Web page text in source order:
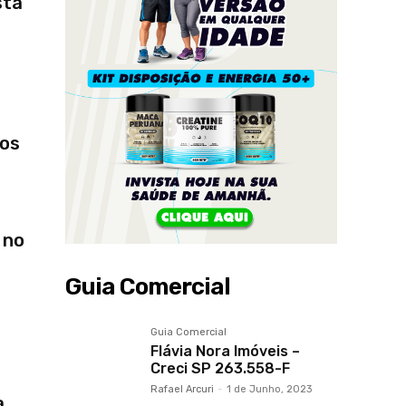
Guia Comercial
Guia Comercial
Flávia Nora Imóveis –
Creci SP 263.558-F
Rafael Arcuri - 1 de Junho, 2023